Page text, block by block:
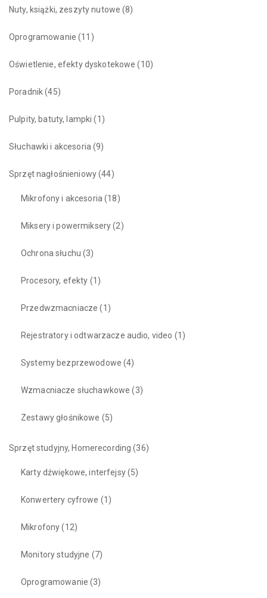
Nuty, książki, zeszyty nutowe (8)
Oprogramowanie (11)
Oświetlenie, efekty dyskotekowe (10)
Poradnik(45)
Pulpity, batuty, lampki (1)
Słuchawki i akcesoria (9)
Sprzęt nagłośnieniowy(44)
Mikrofony i akcesoria (18)
Miksery i powermiksery(2)
Ochrona słuchu (3)
Procesory, efekty (1)
Przedwzmacniacze (1)
Rejestratory i odtwarzacze audio, video (1)
Systemy bezprzewodowe (4)
Wzmacniacze słuchawkowe (3)
Zestawy głośnikowe (5)
Sprzęt studyjny, Homerecording (36)
Karty dźwiękowe, interfejsy(5)
Konwertery cyfrowe (1)
Mikrofony(12)
Monitory studyjne (7)
Oprogramowanie (3)